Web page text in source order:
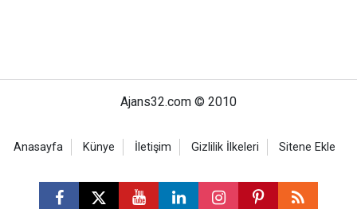
Ajans32.com © 2010
Anasayfa Künye İletişim Gizlilik İlkeleri Sitene Ekle